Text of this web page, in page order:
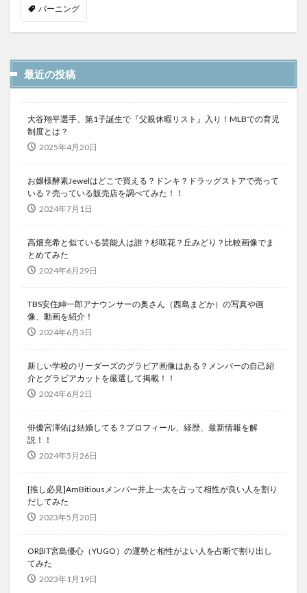
バーニング
最近の投稿
大谷翔平選手、第1子誕生で『父親休暇リスト』入り！MLBでの育児
制度とは？
2025年4月20日
お嬢様酵素Jewelはどこで買える？ドンキ？ドラッグストアで売って
いる？売っている販売店を調べてみた！！
2024年7月1日
高畑充希と似ている芸能人は誰？杉咲花？丘みどり？比較画像でま
とめてみた
2024年6月29日
TBS安住紳一郎アナウンサーの奥さん（西島まどか）の写真や画
像、動画を紹介！
2024年6月3日
新しい学校のリーダーズのグラビア画像はある？メンバーの自己紹
介とグラビアカットを厳選して掲載！！
2024年6月2日
俳優宮澤佑は結婚してる？プロフィール、経歴、最新情報を解
説！！
2024年5月26日
[推し必見]AmBitiousメンバー井上一太を占って相性が良い人を割り
だしてみた
2023年5月20日
ORβIT宮島優心（YUGO）の運勢と相性がよい人を占断で割り出し
てみた
2023年1月19日